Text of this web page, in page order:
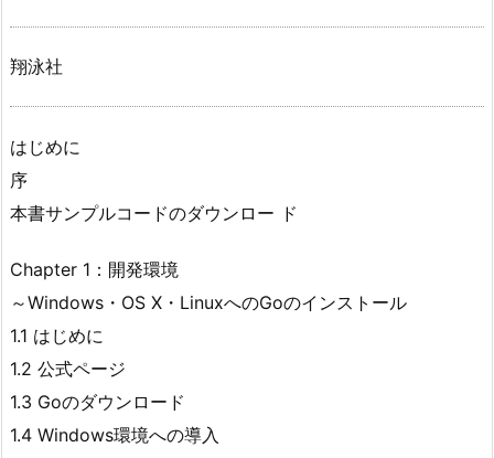
翔泳社
はじめに
序
本書サンプルコードのダウンロー ド
Chapter 1：開発環境
～Windows・OS X・LinuxへのGoのインストール
1.1 はじめに
1.2 公式ページ
1.3 Goのダウンロード
1.4 Windows環境への導入